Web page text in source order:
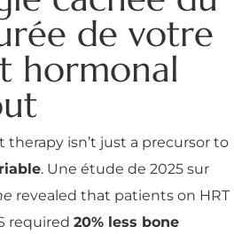
de votre
hormonal
isn’t just a precursor to
. Une étude de 2025 sur
revealed that patients on HRT
required 20% less bone